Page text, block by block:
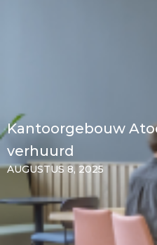
Kantoorgebouw
verhuurd
AUGUSTUS 8, 2025